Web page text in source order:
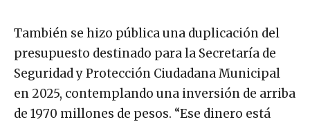
También se hizo pública una duplicación del
presupuesto destinado para la Secretaría de
Seguridad y Protección Ciudadana Municipal
en 2025, contemplando una inversión de arriba
de 1970 millones de pesos. “Ese dinero está